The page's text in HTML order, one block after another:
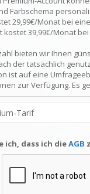
Farbschema
29,99€/Monat bei
kostet 39,99€/Monat
bieten wir Ihnen
der tatsächlich
ist auf eine
zur Verfügung. Es
dass ich dieAGB